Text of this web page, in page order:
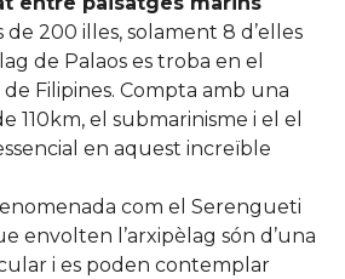
de 200 illes, solament 8 d’elles
de Palaos es troba en el
de Filipines. Compta amb una
110km, el submarinisme i el el
en aquest increïble
com el Serengueti
envolten l’arxipèlag són d’una
i es poden contemplar